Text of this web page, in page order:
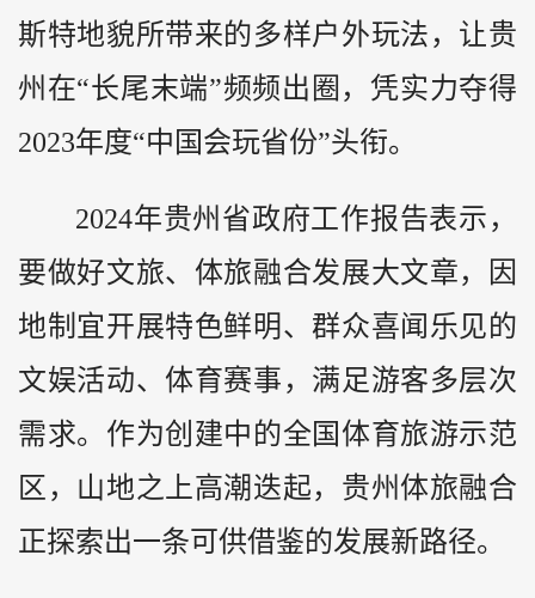
斯特地貌所带来的多样户外玩法，让贵
州在“长尾末端”频频出圈，凭实力夺得
2023年度“中国会玩省份”头衔。
2024年贵州省政府工作报告表示，
要做好文旅、体旅融合发展大文章，因
地制宜开展特色鲜明、群众喜闻乐见的
文娱活动、体育赛事，满足游客多层次
需求。作为创建中的全国体育旅游示范
区，山地之上高潮迭起，贵州体旅融合
正探索出一条可供借鉴的发展新路径。